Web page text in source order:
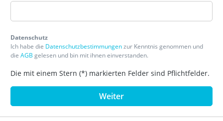
Datenschutz
Ich habe die Datenschutzbestimmungenzur Kenntnis genommen und
die AGB gelesen und bin mit ihnen einverstanden.
Die mit einem Stern (*) markierten Felder sind Pflichtfelder.
Weiter